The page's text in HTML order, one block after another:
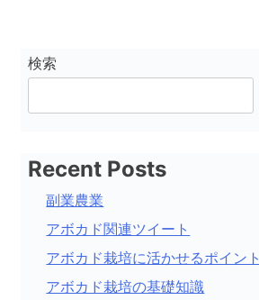
ビ
ゲ
ー
ョ
ン
検索
Recent Posts
副業農業
アボカド関連ツイート
アボカド栽培に活かせるポイント
アボカド栽培の基礎知識